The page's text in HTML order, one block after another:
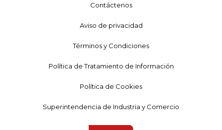
Contáctenos
Aviso de privacidad
Términos y Condiciones
Política de Tratamiento de Información
Política de Cookies
Superintendencia de Industria y Comercio